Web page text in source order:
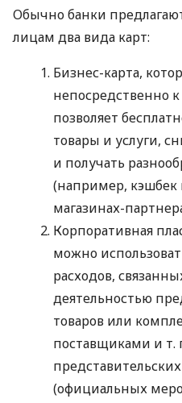
Обычно банки
лицам два вида карт:
Бизнес-карта,
непосредственно
позволяет
товары и услуги,
и получать
(например, кэшбек
магазинах-
Корпоративная
можно
расходов,
деятельностью
товаров или
поставщиками и т.
(официальных